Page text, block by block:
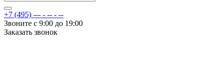
+7 (495) --- - -- - --
Звоните с 9:00 до 19:00
Заказать звонок